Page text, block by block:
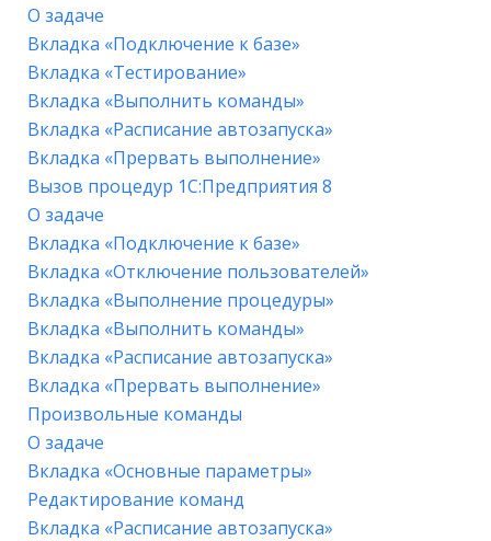
О задаче
Вкладка «Подключение к базе»
Вкладка «Тестирование»
Вкладка «Выполнить команды»
Вкладка «Расписание автозапуска»
Вкладка «Прервать выполнение»
Вызов процедур 1С:Предприятия 8
О задаче
Вкладка «Подключение к базе»
Вкладка «Отключение пользователей»
Вкладка «Выполнение процедуры»
Вкладка «Выполнить команды»
Вкладка «Расписание автозапуска»
Вкладка «Прервать выполнение»
Произвольные команды
О задаче
Вкладка «Основные параметры»
Редактирование команд
Вкладка «Расписание автозапуска»